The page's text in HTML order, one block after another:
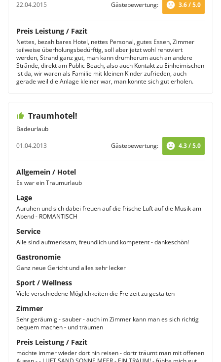
22.04.2015
Gästebewertung: 3.6 / 5.0
Preis Leistung / Fazit
Nettes, bezahlbares Hotel, nettes Personal, gutes Essen, Zimmer
teilweise überholungsbedürftig, soll aber jetzt wohl renoviert
werden, Strand ganz gut, man kann drumherum auch an andere
Strände, direkt am Public Beach, also auch Kontakt zu Einheimischen
ist da, wir waren als Familie mit kleinen Kinder zufrieden, auch
gerade weil die Anlage kleiner war, man konnte sich gut erholen.
Traumhotel!
Badeurlaub
01.04.2013
Gästebewertung: 4.3 / 5.0
Allgemein / Hotel
Es war ein Traumurlaub
Lage
Auruhen und sich dabei freuen auf die frische Luft auf die Musik am
Abend - ROMANTISCH
Service
Alle sind aufmerksam, freundlich und kompetent - dankeschön!
Gastronomie
Ganz neue Gericht und alles sehr lecker
Sport / Wellness
Viele verschiedene Möglichkeiten die Freizeit zu gestalten
Zimmer
Sehr geräumig - sauber - auch im Zimmer kann man es sich richtig
bequem machen - und träumen
Preis Leistung / Fazit
möchte immer wieder dort hin reisen - dortr träumt man mit offenen